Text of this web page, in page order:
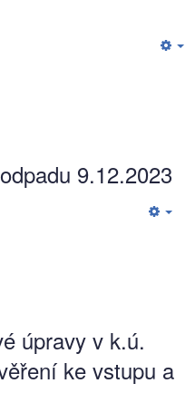
9.12.2023
úpravy v k.ú.
ke vstupu a